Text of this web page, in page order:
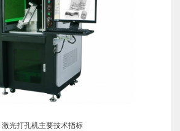
激光打孔机主要技术指标